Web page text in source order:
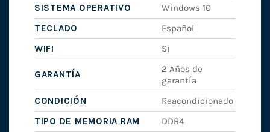
SISTEMA OPERATIVO
Windows 10
TECLADO
Español
WIFI
Si
GARANTÍA
2 Años de
garantía
CONDICIÓN
Reacondicionado
TIPO DE MEMORIA RAM
DDR4